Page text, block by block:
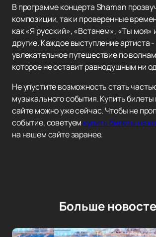
В программе концерта Shaman
композиции, так и проверенные
как «Я русский», «Встанем», «Ты моя»
другие. Каждое выступление артиста -
увлекательное путешествие по
которое не оставит равнодушным ни
Не упустите возможность стать
музыкального события. Купить
сайте можно уже сейчас. Чтобы не
событие, советуем купить билеты на
на нашем сайте заранее.
Больше